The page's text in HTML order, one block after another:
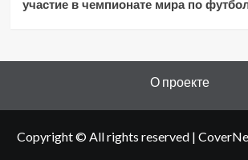
участие в чемпионате мира по
О проекте
Copyright © All rights reserved |